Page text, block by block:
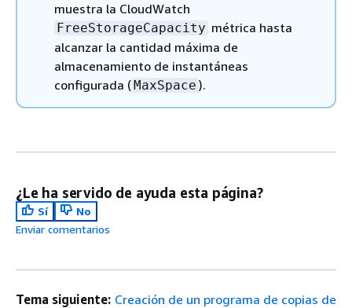
muestra la CloudWatch
FreeStorageCapacity métrica hasta
alcanzar la cantidad máxima de
almacenamiento de instantáneas
configurada (MaxSpace ).
¿Le ha servido de ayuda esta página?
Sí
No
Enviar comentarios
Tema siguiente: Creación de un programa de copias de